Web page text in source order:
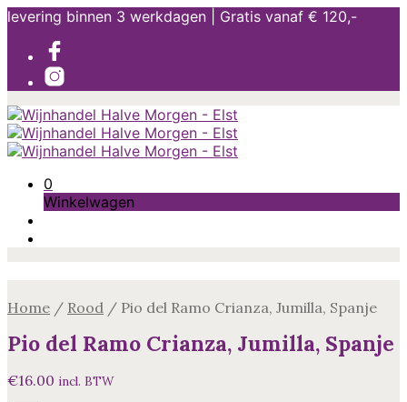
levering binnen 3 werkdagen | Gratis vanaf € 120,-
0
Winkelwagen
Home / Rood / Pio del Ramo Crianza, Jumilla, Spanje
Pio del Ramo Crianza, Jumilla, Spanje
€16.00 incl. BTW